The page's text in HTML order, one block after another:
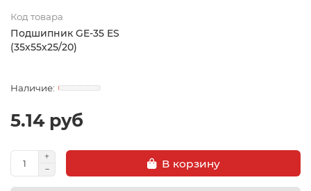
Код товара
Подшипник GE-35 ES
(35х55х25/20)
5.14 руб
В корзину